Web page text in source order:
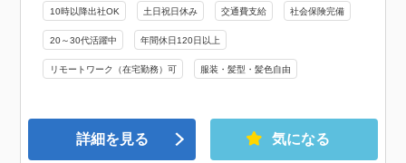
10時以降出社OK 土日祝日休み 交通費支給 社会保険完備
20～30代活躍中 年間休日120日以上
リモートワーク（在宅勤務）可 服装・髪型・髪色自由
詳細を見る 気になる